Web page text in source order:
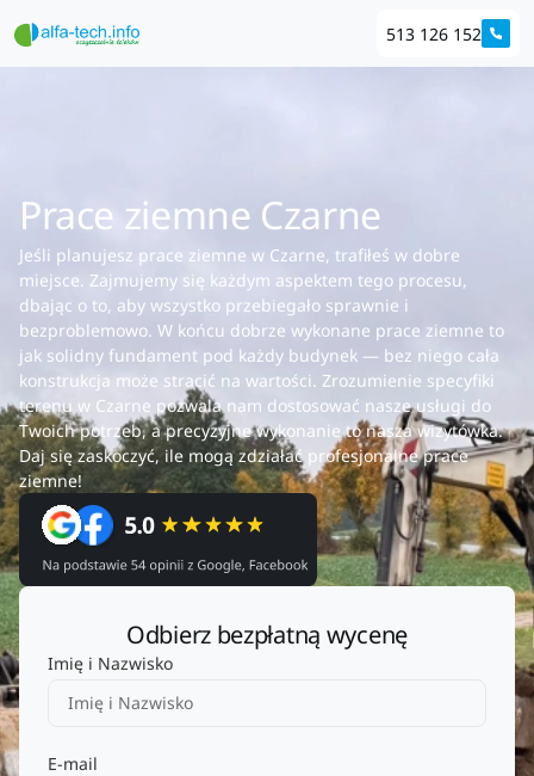
513 126 152
Prace ziemne Czarne
Jeśli planujesz prace ziemne w Czarne, trafiłeś w dobre
miejsce. Zajmujemy się każdym aspektem tego procesu,
dbając o to, aby wszystko przebiegało sprawnie i
bezproblemowo. W końcu dobrze wykonane prace ziemne to
jak solidny fundament pod każdy budynek — bez niego cała
konstrukcja może stracić na wartości. Zrozumienie specyfiki
terenu w Czarne pozwala nam dostosować nasze usługi do
Twoich potrzeb, a precyzyjne wykonanie to nasza wizytówka.
Daj się zaskoczyć, ile mogą zdziałać profesjonalne prace
ziemne!
Odbierz bezpłatną wycenę
Imię i Nazwisko
E-mail